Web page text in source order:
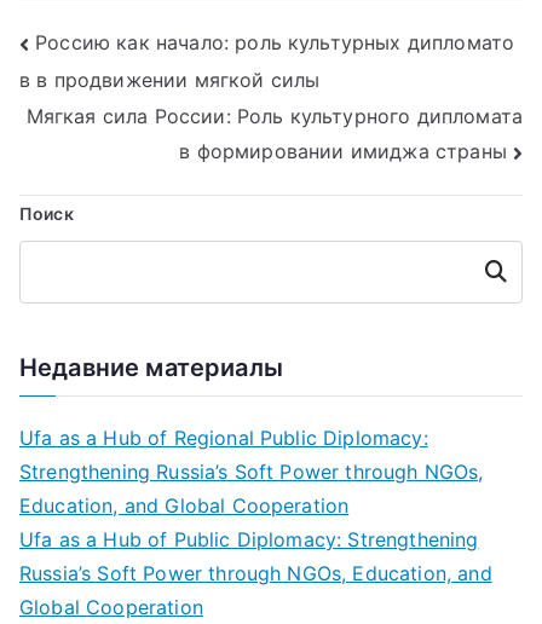
Навигация
по
Россию как начало: роль культурных дипломато
в в продвижении мягкой силы
Мягкая сила России: Роль культурного дипломата
в формировании имиджа страны
Поиск
Поиск
Недавние материалы
Ufa as a Hub of Regional Public Diplomacy:
Strengthening Russia’s Soft Power through NGOs,
Education, and Global Cooperation
Ufa as a Hub of Public Diplomacy: Strengthening
Russia’s Soft Power through NGOs, Education, and
Global Cooperation